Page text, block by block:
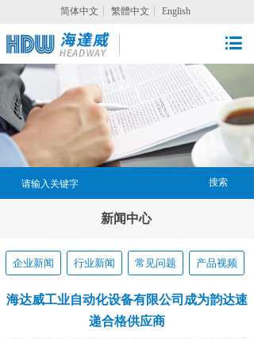
简体中文 繁體中文 English
搜索
企业新闻 行业新闻 常见问题 产品视频
海达威工业自动化设备有限公司成为韵达速
递合格供应商
新闻中心